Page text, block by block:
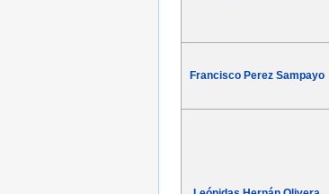
Francisco Perez Sampayo